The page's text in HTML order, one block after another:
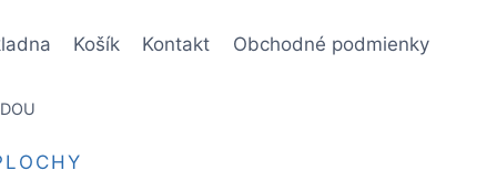
Košík Kontakt Obchodné podmienky